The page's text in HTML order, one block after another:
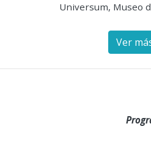
Universum, Museo
Ver